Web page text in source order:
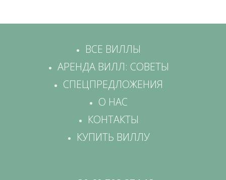
ВСЕ ВИЛЛЫ
АРЕНДА ВИЛЛ: СОВЕТЫ
СПЕЦПРЕДЛОЖЕНИЯ
О НАС
КОНТАКТЫ
КУПИТЬ ВИЛЛУ